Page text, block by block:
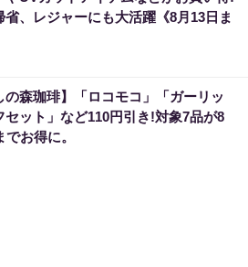
社デジタルファーム ）
の宝くじ当選者は〇〇です」占い師
社デジタルファーム ）
省、レジャーにも大活躍《8月13日ま
の森珈琲】「ロコモコ」「ガーリッ
セット」など110円引き!対象7品が8
でお得に。